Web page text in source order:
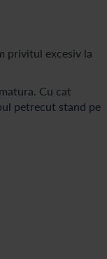
privitul excesiv la
Cu cat
petrecut stand pe